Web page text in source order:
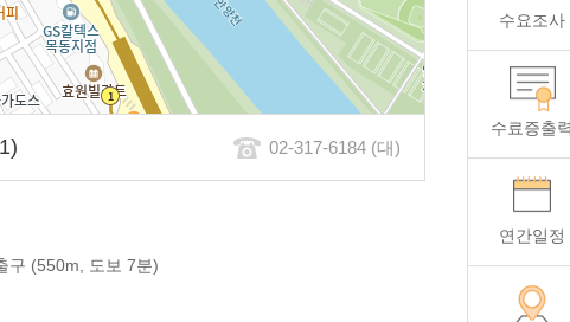
수요조사
수료증출
연간일정
02-317-6184 (대)
구 (550m, 도보 7분)